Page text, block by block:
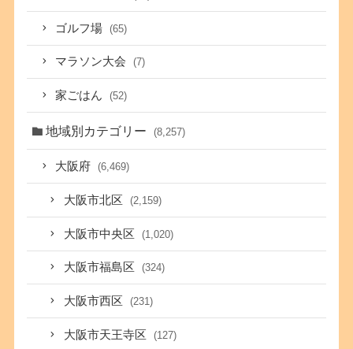
ゴルフ場 (65)
マラソン大会 (7)
家ごはん (52)
地域別カテゴリー (8,257)
大阪府 (6,469)
大阪市北区 (2,159)
大阪市中央区 (1,020)
大阪市福島区 (324)
大阪市西区 (231)
大阪市天王寺区 (127)